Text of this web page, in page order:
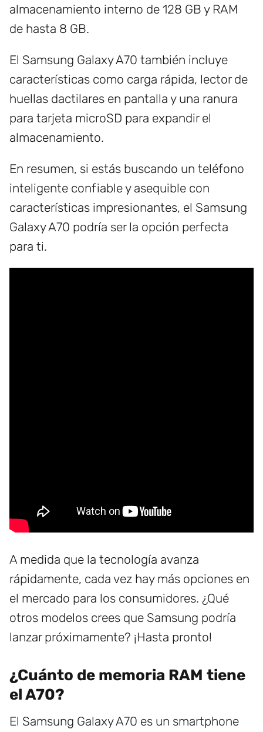
almacenamiento interno de 128 GB y RAM
de hasta 8 GB.
El Samsung Galaxy A70 también incluye
características como carga rápida, lector de
huellas dactilares en pantalla y una ranura
para tarjeta microSD para expandir el
almacenamiento.
En resumen, si estás buscando un teléfono
inteligente confiable y asequible con
características impresionantes, el Samsung
Galaxy A70 podría ser la opción perfecta
para ti.
A medida que la tecnología avanza
rápidamente, cada vez hay más opciones en
el mercado para los consumidores. ¿Qué
otros modelos crees que Samsung podría
lanzar próximamente? ¡Hasta pronto!
¿Cuánto de memoria RAM tiene
el A70?
El Samsung Galaxy A70 es un smartphone